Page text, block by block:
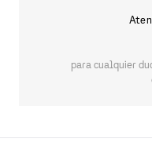
para cualquier